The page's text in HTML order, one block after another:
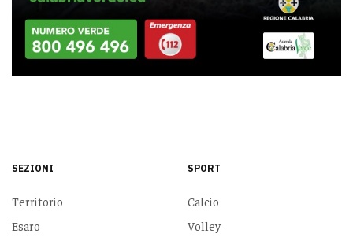
SEZIONI
Territorio
Esaro
SPORT
Calcio
Volley